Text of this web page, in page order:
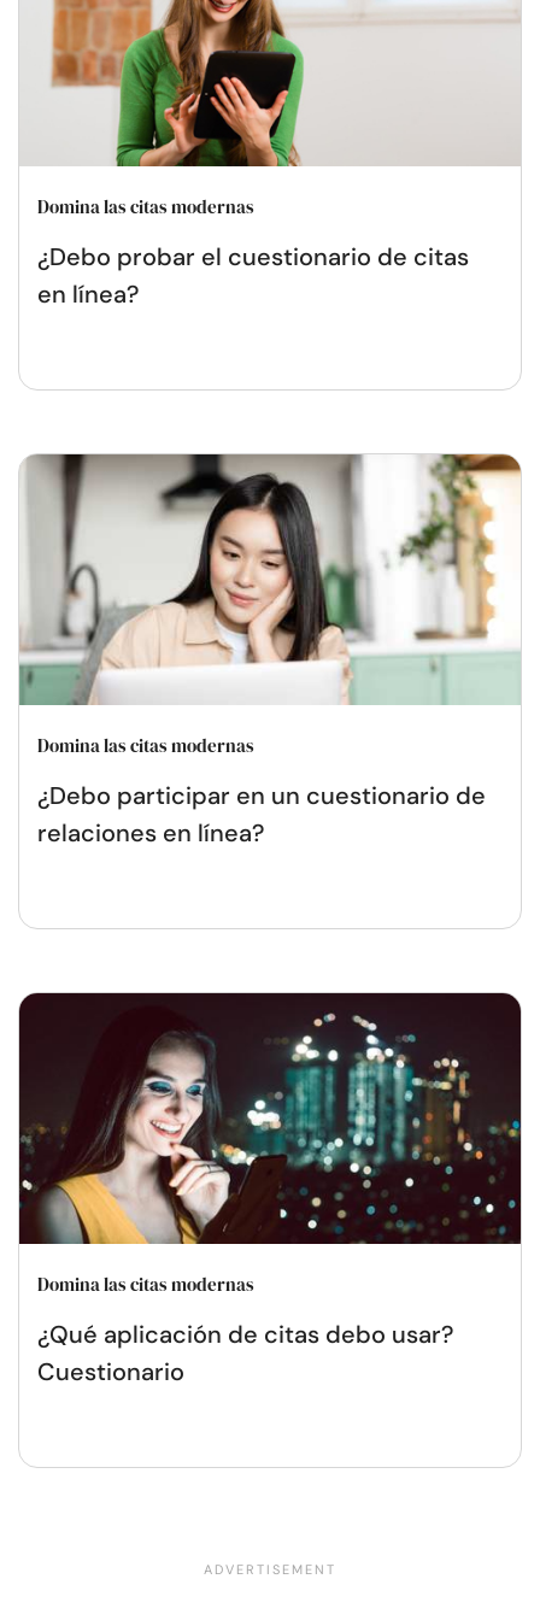
Domina las citas modernas
¿Debo probar el cuestionario de citas
en línea?
Domina las citas modernas
¿Debo participar en un cuestionario de
relaciones en línea?
Domina las citas modernas
¿Qué aplicación de citas debo usar?
Cuestionario